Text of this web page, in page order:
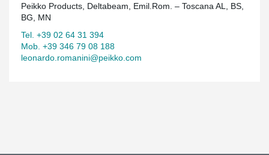
Peikko Products, Deltabeam, Emil.Rom. – Toscana AL, BS,
BG, MN
Tel. +39 02 64 31 394
Mob. +39 346 79 08 188
leonardo.romanini@peikko.com